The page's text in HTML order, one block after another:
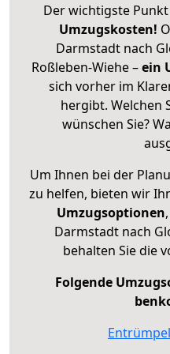
Der wichtigste
Umzugskosten!
Darmstadt nach
Roßleben-Wiehe –ein
sich vorher im
hergibt. Welchen
wünschen Sie?
Um Ihnen bei der
zu helfen, bieten wir
Umzugsoptionen
Darmstadt nach
behalten Sie die
Folgende